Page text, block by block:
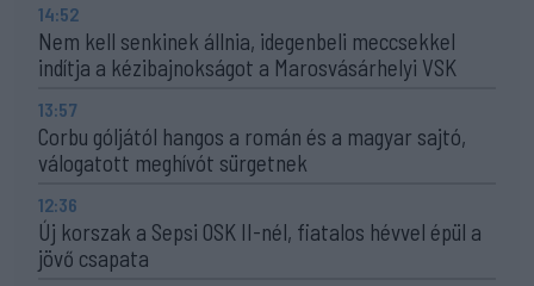
14:52
Nem kell senkinek állnia, idegenbeli meccsekkel
indítja a kézibajnokságot a Marosvásárhelyi VSK
13:57
Corbu góljától hangos a román és a magyar sajtó,
válogatott meghívót sürgetnek
12:36
Új korszak a Sepsi OSK II-nél, fiatalos hévvel épül a
jövő csapata